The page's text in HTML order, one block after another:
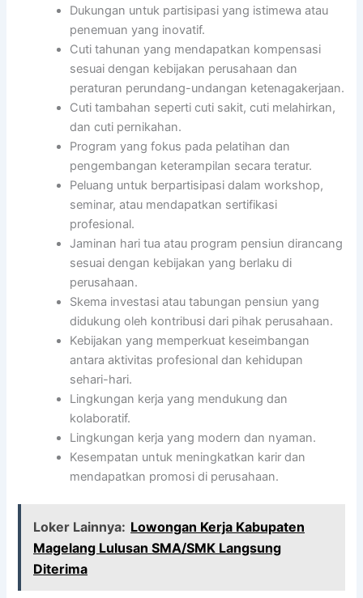
Dukungan untuk partisipasi yang istimewa atau
penemuan yang inovatif.
Cuti tahunan yang mendapatkan kompensasi
sesuai dengan kebijakan perusahaan dan
peraturan perundang-undangan ketenagakerjaan.
Cuti tambahan seperti cuti sakit, cuti melahirkan,
dan cuti pernikahan.
Program yang fokus pada pelatihan dan
pengembangan keterampilan secara teratur.
Peluang untuk berpartisipasi dalam workshop,
seminar, atau mendapatkan sertifikasi
profesional.
Jaminan hari tua atau program pensiun dirancang
sesuai dengan kebijakan yang berlaku di
perusahaan.
Skema investasi atau tabungan pensiun yang
didukung oleh kontribusi dari pihak perusahaan.
Kebijakan yang memperkuat keseimbangan
antara aktivitas profesional dan kehidupan
sehari-hari.
Lingkungan kerja yang mendukung dan
kolaboratif.
Lingkungan kerja yang modern dan nyaman.
Kesempatan untuk meningkatkan karir dan
mendapatkan promosi di perusahaan.
Loker Lainnya: Lowongan Kerja Kabupaten
Magelang Lulusan SMA/SMK Langsung
Diterima